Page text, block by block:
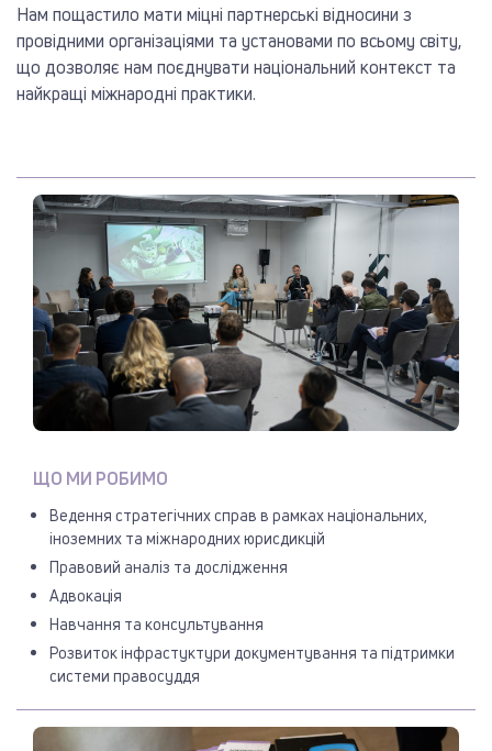
Нам пощастило мати міцні партнерські відносини з
провідними організаціями та установами по всьому світу,
що дозволяє нам поєднувати національний контекст та
найкращі міжнародні практики.
ЩО МИ РОБИМО
Ведення стратегічних справ в рамках національних,
іноземних та міжнародних юрисдикцій
Правовий аналіз та дослідження
Адвокація
Навчання та консультування
Розвиток інфрастуктури документування та підтримки
системи правосуддя